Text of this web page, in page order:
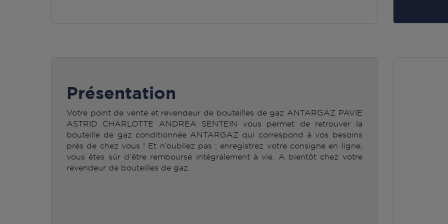
Présentation
Votre point de vente et revendeur de bouteilles de gaz ANTARGAZ PAVIE
ASTRID CHARLOTTE ANDREA SENTEIN vous permet de retrouver la
bouteille de gaz conditionnée ANTARGAZ qui correspond à vos besoins
près de chez vous ! Et n’oubliez pas : enregistrez votre consigne en ligne,
vous êtes sûr d’être remboursé intégralement à vie. A bientôt chez votre
revendeur de bouteilles de gaz.